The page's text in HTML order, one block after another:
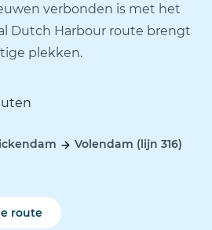
verbonden is met het
Dutch Harbour route brengt
plekken.
Volendam (lijn 316)
route